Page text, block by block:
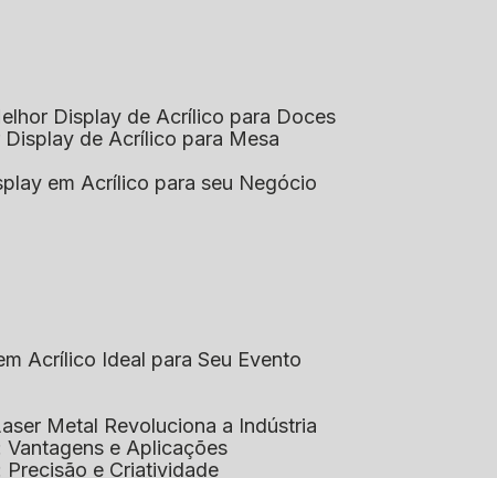
Display de Acrílico para Doces
Display de Acrílico para Mesa
em Acrílico para seu Negócio
Acrílico Ideal para Seu Evento
Metal Revoluciona a Indústria
Vantagens e Aplicações
Precisão e Criatividade